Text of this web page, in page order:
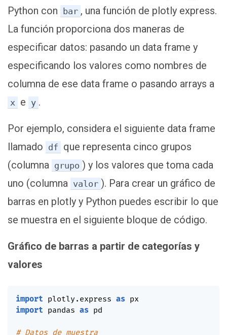
Python con
bar , una función de plotly express.
La función proporciona dos maneras de
especificar datos: pasando un data frame y
especificando los valores como nombres de
columna de ese data frame o pasando arrays a
x e y .
Por ejemplo, considera el siguiente data frame
llamado df que representa cinco grupos
(columna grupo ) y los valores que toma cada
uno (columna valor ). Para crear un gráfico de
barras en plotly y Python puedes escribir lo que
se muestra en el siguiente bloque de código.
Gráfico de barras a partir de categorías y
valores
import plotly. express as
import pandas as pd
# Datos de muestra